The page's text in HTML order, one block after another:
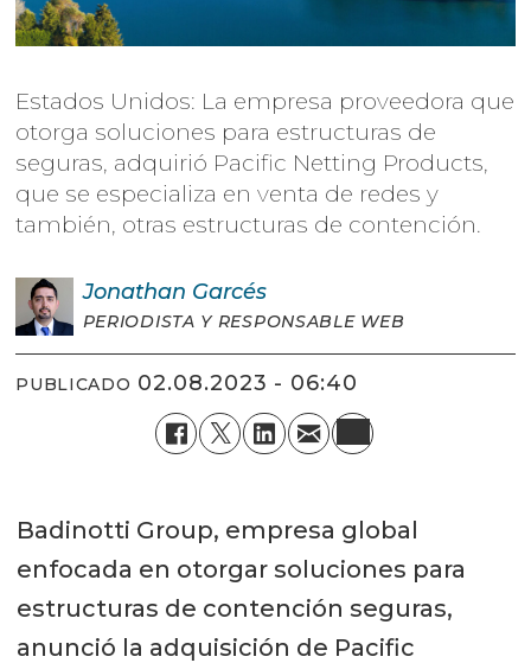
Estados Unidos: La empresa proveedora que
otorga soluciones para estructuras de
seguras, adquirió Pacific Netting Products,
que se especializa en venta de redes y
también, otras estructuras de contención.
Jonathan Garcés
PERIODISTA Y RESPONSABLE WEB
PUBLICADO 02.08.2023 - 06:40
Badinotti Group, empresa global
enfocada en otorgar soluciones para
estructuras de contención seguras,
anunció la adquisición de Pacific